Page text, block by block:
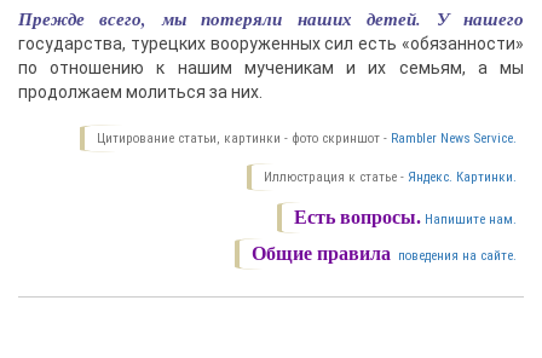
Прежде всего, мы потеряли наших детей. У нашего
государства, турецких вооруженных сил есть «обязанности»
по отношению к нашим мученикам и их семьям, а мы
продолжаем молиться за них.
Цитирование статьи, картинки - фото скриншот - Rambler News Service.
Иллюстрация к статье - Яндекс. Картинки.
Есть вопросы. Напишите нам.
Общие правила поведения на сайте.